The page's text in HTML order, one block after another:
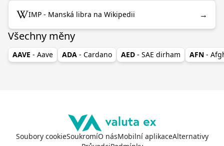
IMP - Manská libra na Wikipedii →
Všechny měny
AAVE - Aave ADA - Cardano AED - SAE dirham AFN -
Soubory cookieSoukromíO násMobilní aplikaceAlternativy